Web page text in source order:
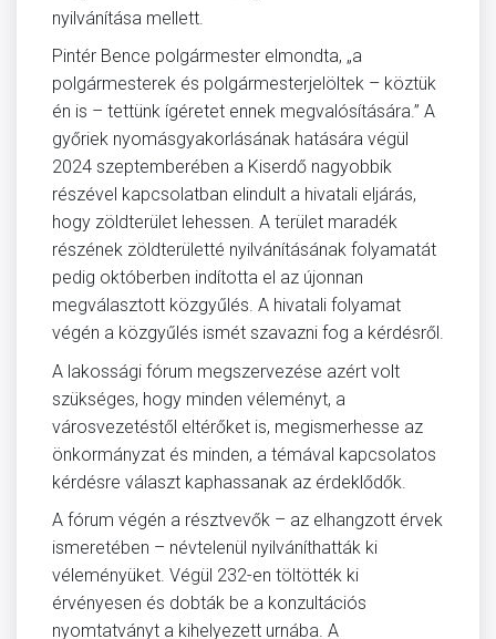
nyilvánítása mellett.
Pintér Bence polgármester elmondta, „a
polgármesterek és polgármesterjelöltek – köztük
én is – tettünk ígéretet ennek megvalósítására.” A
győriek nyomásgyakorlásának hatására végül
2024 szeptemberében a Kiserdő nagyobbik
részével kapcsolatban elindult a hivatali eljárás,
hogy zöldterület lehessen. A terület maradék
részének zöldterületté nyilvánításának folyamatát
pedig októberben indította el az újonnan
megválasztott közgyűlés. A hivatali folyamat
végén a közgyűlés ismét szavazni fog a kérdésről.
A lakossági fórum megszervezése azért volt
szükséges, hogy minden véleményt, a
városvezetéstől eltérőket is, megismerhesse az
önkormányzat és minden, a témával kapcsolatos
kérdésre választ kaphassanak az érdeklődők.
A fórum végén a résztvevők – az elhangzott érvek
ismeretében – névtelenül nyilváníthatták ki
véleményüket. Végül 232-en töltötték ki
érvényesen és dobták be a konzultációs
nyomtatványt a kihelyezett urnába. A